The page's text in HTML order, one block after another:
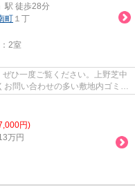
」駅 徒歩28分
町 １丁
2室
ひ一度ご覧ください。上野芝中
問い合わせの多い敷地内ゴミ置
円)
万円